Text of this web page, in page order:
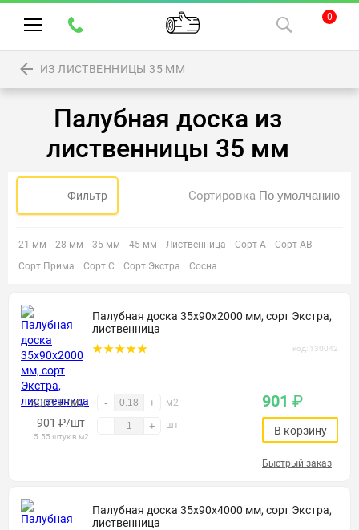
0
ИЗ ЛИСТВЕННИЦЫ 35 ММ
Палубная доска из
лиственницы 35 мм
Фильтр Сортировка
21 мм 28 мм 35 мм 45 мм Лиственница Сорт А
Сорт АВ
Сорт Прима
Сорт С Сорт Экстра Сосна
Палубная доска 35х90х2000 мм, сорт Экстра,
лиственница
код: 130042
5001 ₽/м2 - + м2
901 ₽/шт
5.55 штук в м2
- + шт
901 ₽
В корзину
Быстрый заказ
Палубная доска 35х90х4000 мм, сорт Экстра,
лиственница